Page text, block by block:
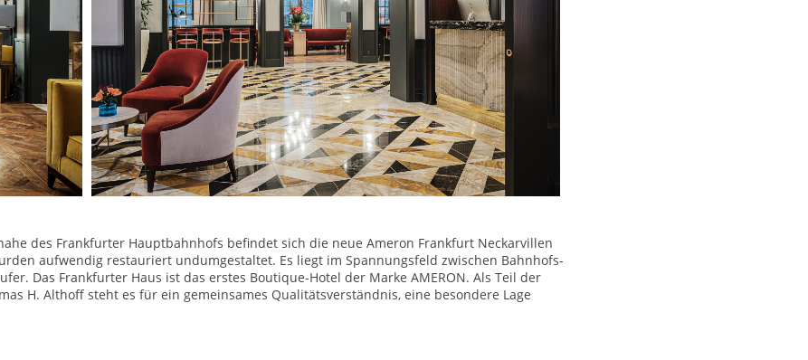
des Frankfurter Hauptbahnhofs befindet sich die neue Ameron Frankfurt Neckarvillen
aufwendig restauriert undumgestaltet. Es liegt im Spannungsfeld zwischen Bahnhofs-
Das Frankfurter Haus ist das erstes Boutique-Hotel der Marke AMERON. Als Teil der
H. Althoff steht es für ein gemeinsames Qualitätsverständnis, eine besondere Lage